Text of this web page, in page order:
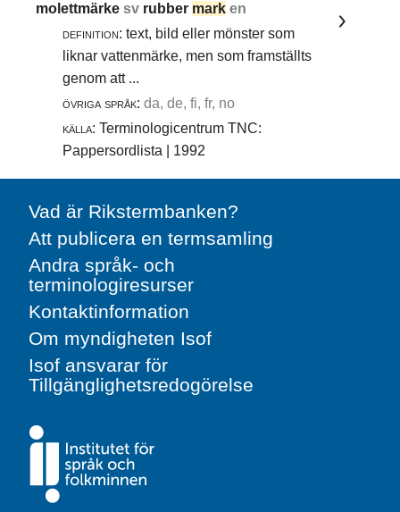
molettmärkesv rubber mark en
definition: text, bild eller mönster som
liknar vattenmärke, men som framställts
genom att ...
övriga språk: da, de, fi, fr, no
källa: Terminologicentrum TNC:
Pappersordlista | 1992
Vad är Rikstermbanken?
Att publicera en termsamling
Andra språk- och
terminologiresurser
Kontaktinformation
Om myndigheten Isof
Isof ansvarar för
Tillgänglighetsredogörelse